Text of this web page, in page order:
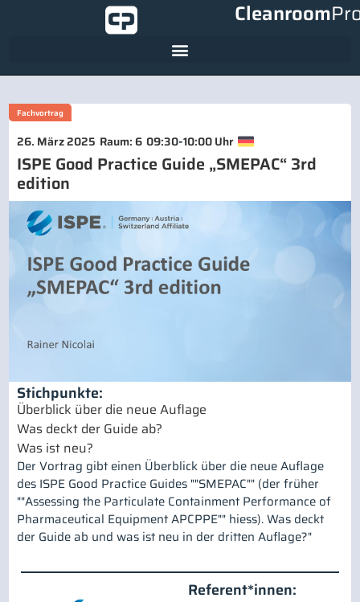
Cleanroom
Fachvortrag
26. März 2025 Raum: 6 09:30-10:00 Uhr
ISPE Good Practice Guide „SMEPAC“ 3rd
edition
Stichpunkte:
Überblick über die neue Auflage
Was deckt der Guide ab?
Was ist neu?
Der Vortrag gibt einen Überblick über die neue Auflage
des ISPE Good Practice Guides ""SMEPAC"" (der früher
""Assessing the Particulate Containment Performance of
Pharmaceutical Equipment APCPPE"" hiess). Was deckt
der Guide ab und was ist neu in der dritten Auflage?"
Referent*innen: